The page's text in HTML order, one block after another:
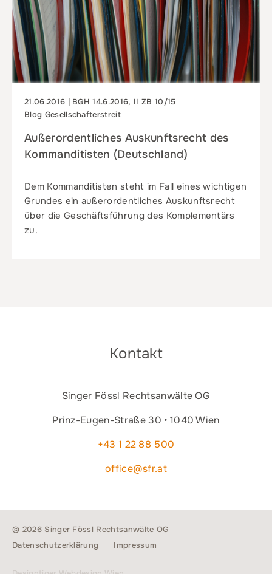
21.06.2016 | BGH 14.6.2016, II ZB 10/15
Blog Gesellschafterstreit
Außerordentliches Auskunftsrecht des
Kommanditisten (Deutschland)
Dem Kommanditisten steht im Fall eines wichtigen
Grundes ein außerordentliches Auskunftsrecht
über die Geschäftsführung des Komplementärs
zu.
Kontakt
Singer Fössl Rechtsanwälte OG
Prinz-Eugen-Straße 30 • 1040 Wien
+43 1 22 88 500
office@sfr.at
© 2026 Singer Fössl Rechtsanwälte OG
Datenschutzerklärung
Impressum